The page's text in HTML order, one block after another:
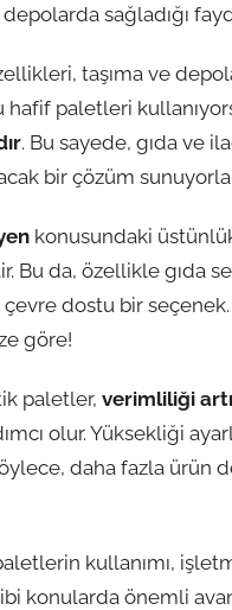
sağladığı
taşıma ve
paletleri
. Bu sayede, gıda ve
bir çözüm
konusundaki
da, özellikle gıda
çevre dostu bir
göre!
paletler, verimliliği
olur. Yüksekliği
daha fazla ürün
kullanımı,
konularda önemli